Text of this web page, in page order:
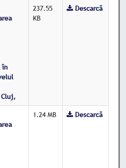
în
237.55
KB
Descarcă
1.24 MB Descarcă